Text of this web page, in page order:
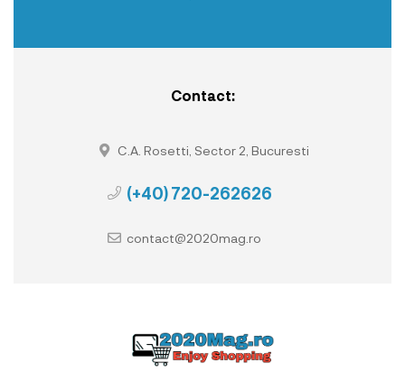
Contact:
C.A. Rosetti, Sector 2, Bucuresti
(+40) 720-262626
contact@2020mag.ro